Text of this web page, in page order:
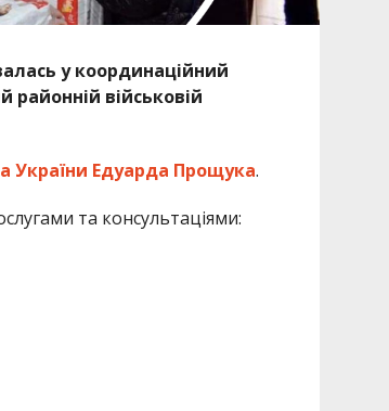
у координаційний
районній військовій
України Едуарда Прощука.
та консультаціями: